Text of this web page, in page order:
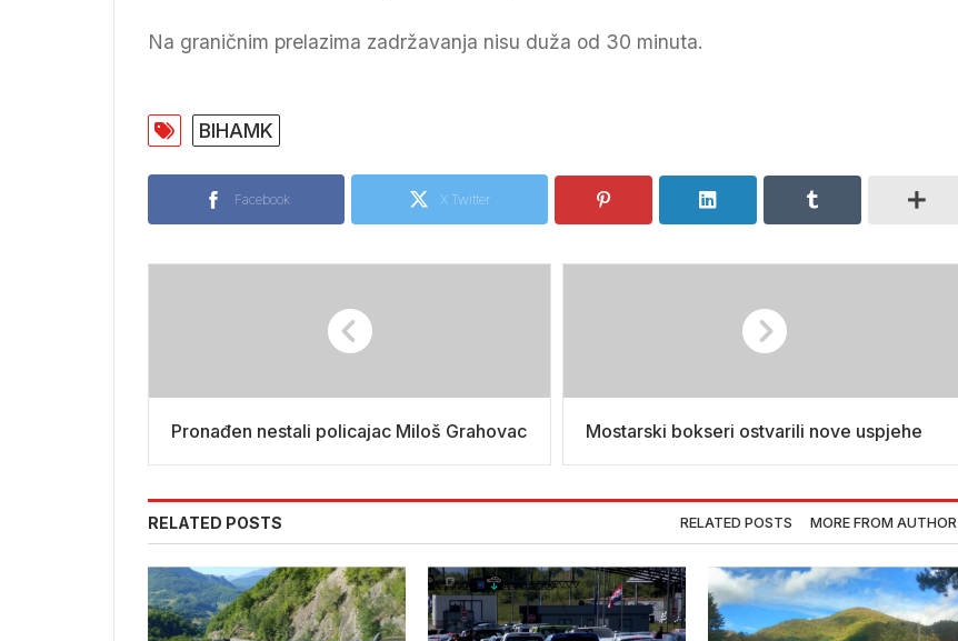
Na graničnim prelazima zadržavanja nisu duža od 30 minuta.
BIHAMK
Facebook X Twitter
Pronađen nestali policajac Miloš Grahovac Mostarski bokseri ostvarili nove uspjehe
RELATED POSTS RELATED POSTS MORE FROM AUTHOR